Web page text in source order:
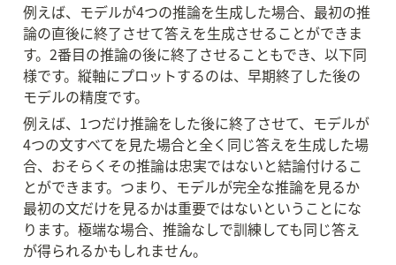
例えば、モデルが4つの推論を生成した場合、最初の推
論の直後に終了させて答えを生成させることができま
す。2番目の推論の後に終了させることもでき、以下同
様です。縦軸にプロットするのは、早期終了した後の
モデルの精度です。
例えば、1つだけ推論をした後に終了させて、モデルが
4つの文すべてを見た場合と全く同じ答えを生成した場
合、おそらくその推論は忠実ではないと結論付けるこ
とができます。つまり、モデルが完全な推論を見るか
最初の文だけを見るかは重要ではないということにな
ります。極端な場合、推論なしで訓練しても同じ答え
が得られるかもしれません。